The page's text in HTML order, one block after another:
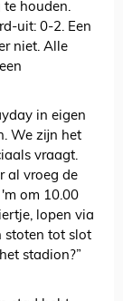
te houden.
uit: 0-2. Een
niet. Alle
in eigen
We zijn het
vraagt.
al vroeg de
om 10.00
lopen via
stoten tot slot
stadion?”